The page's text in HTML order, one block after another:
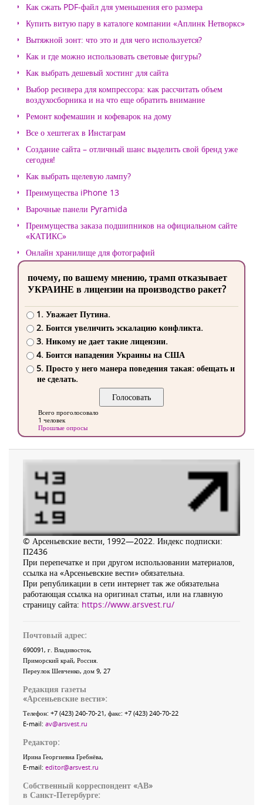
Как сжать PDF-файл для уменьшения его размера
Купить витую пару в каталоге компании «Аплинк Нетворкс»
Вытяжной зонт: что это и для чего используется?
Как и где можно использовать световые фигуры?
Как выбрать дешевый хостинг для сайта
Выбор ресивера для компрессора: как рассчитать объем
воздухосборника и на что еще обратить внимание
Ремонт кофемашин и кофеварок на дому
Все о хештегах в Инстаграм
Создание сайта – отличный шанс выделить свой бренд уже
сегодня!
Как выбрать щелевую лампу?
Преимущества iPhone 13
Варочные панели Pyramida
Преимущества заказа подшипников на официальном сайте
«КАТИКС»
Онлайн хранилище для фотографий
почему, по вашему мнению, трамп отказывает
УКРАИНЕ в лицензии на производство ракет?
1. Уважает Путина.
2. Боится увеличить эскалацию конфликта.
3. Никому не дает такие лицензии.
4. Боится нападения Украины на США
5. Просто у него манера поведения такая: обещать и
не сделать.
Всего проголосовало
1 человек
Прошлые опросы
© Арсеньевские вести, 1992—2022. Индекс подписки:
П2436
При перепечатке и при другом использовании материалов,
ссылка на «Арсеньевские вести» обязательна.
При републикации в сети интернет так же обязательна
работающая ссылка на оригинал статьи, или на главную
страницу сайта: https://www.arsvest.ru/
Почтовый адрес:
690091, г. Владивосток,
Приморский край, Россия.
Переулок Шевченко, дом 9, 27
Редакция газеты
«Арсеньевские вести»:
Телефон: +7 (423) 240-70-21, факс: +7 (423) 240-70-22
E-mail: av@arsvest.ru
Редактор:
Ирина Георгиевна Гребнёва,
E-mail: editor@arsvest.ru
Собственный корреспондент «АВ»
в Санкт-Петербурге: